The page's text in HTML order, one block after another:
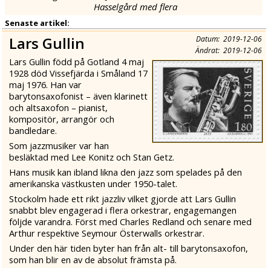
Hasselgård med flera
Senaste artikel:
Datum: 2019-12-06
Ändrat: 2019-12-06
Lars Gullin
Lars Gullin född på Gotland 4 maj
1928 död Vissefjärda i Småland 17
maj 1976. Han var
barytonsaxofonist – även klarinett
och altsaxofon – pianist,
kompositör, arrangör och
bandledare.
Som jazzmusiker var han
besläktad med Lee Konitz och Stan Getz.
Hans musik kan ibland likna den jazz som spelades på den
amerikanska västkusten under 1950-talet.
Stockolm hade ett rikt jazzliv vilket gjorde att Lars Gullin
snabbt blev engagerad i flera orkestrar, engagemangen
följde varandra. Först med Charles Redland och senare med
Arthur respektive Seymour Österwalls orkestrar.
Under den här tiden byter han från alt- till barytonsaxofon,
som han blir en av de absolut främsta på.